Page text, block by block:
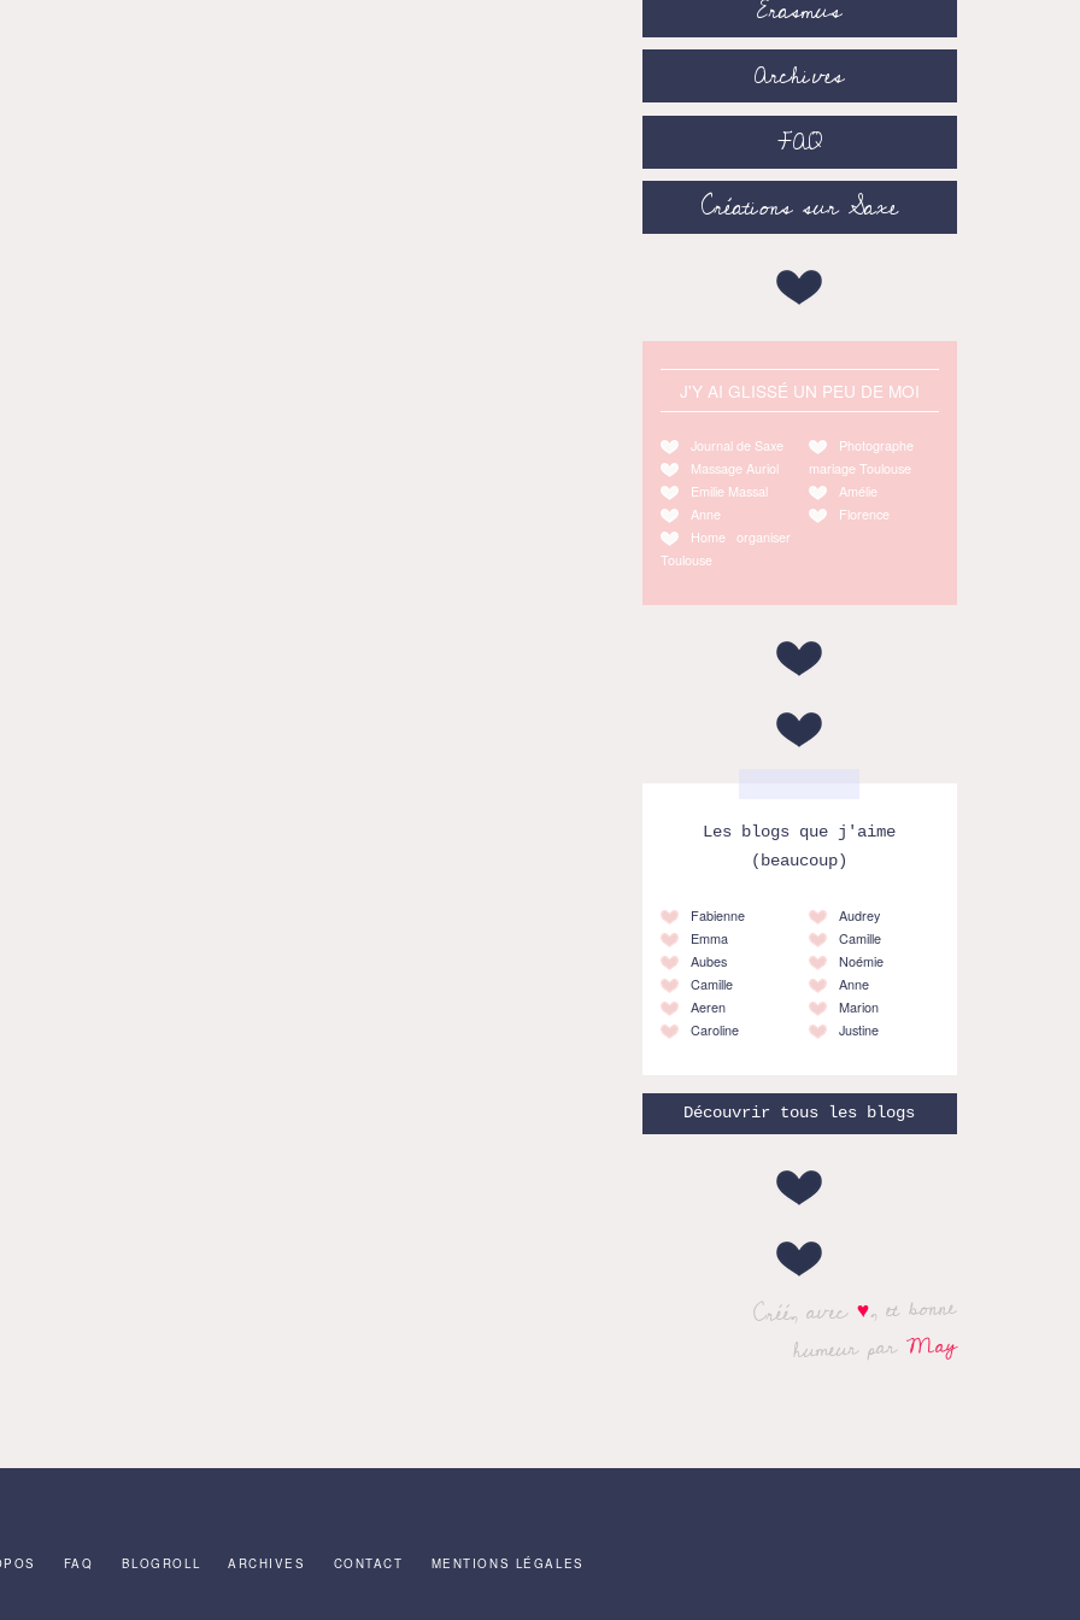
Erasmus
Archives
FAQ
Créations sur Saxe
J'Y AI GLISSÉ UN PEU DE MOI
Journal de Saxe
Massage Auriol
Emilie Massal
Anne
Home organiser
Toulouse
Photographe
mariage Toulouse
Amélie
Florence
Les blogs que j'aime
(beaucoup)
Fabienne
Emma
Aubes
Camille
Aeren
Caroline
Audrey
Camille
Noémie
Anne
Marion
Justine
Découvrir tous les blogs
Créé, avec♥, et bonne
humeur parMay
FAQ BLOGROLL ARCHIVES CONTACT MENTIONS LÉGALES